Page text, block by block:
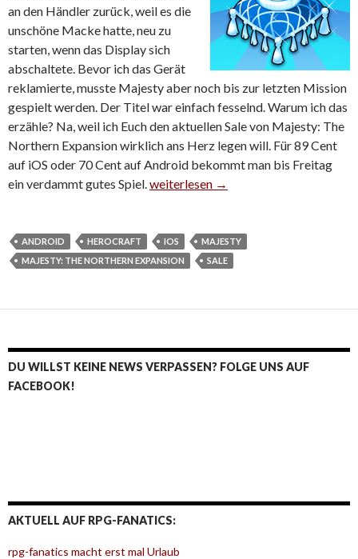
an den Händler zurück, weil es die
unschöne Macke hatte, neu zu
starten, wenn das Display sich
abschaltete. Bevor ich das Gerät
reklamierte, musste Majesty aber noch bis zur letzten Mission
gespielt werden. Der Titel war einfach fesselnd. Warum ich das
erzähle? Na, weil ich Euch den aktuellen Sale von Majesty: The
Northern Expansion wirklich ans Herz legen will. Für 89 Cent
auf iOS oder 70 Cent auf Android bekommt man bis Freitag
ein verdammt gutes Spiel. Majesty: The Northern Expansion
weiterlesen →
ANDROID HEROCRAFT IOS
MAJESTY
MAJESTY: THE NORTHERN EXPANSION
SALE
DU WILLST KEINE NEWS VERPASSEN? FOLGE UNS AUF
FACEBOOK!
AKTUELL AUF RPG-FANATICS:
rpg-fanatics macht erst mal Urlaub